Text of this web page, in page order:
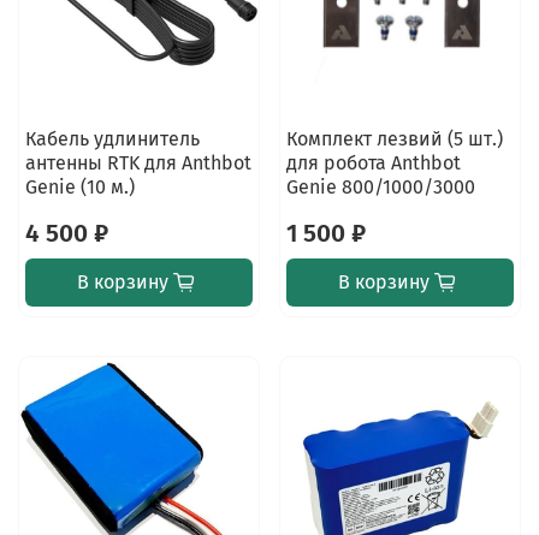
Кабель удлинитель
антенны RTK для Anthbot
Genie (10 м.)
4 500 ₽
В корзину
Комплект лезвий (5 шт.)
для робота Anthbot
Genie 800/1000/3000
1 500 ₽
В корзину